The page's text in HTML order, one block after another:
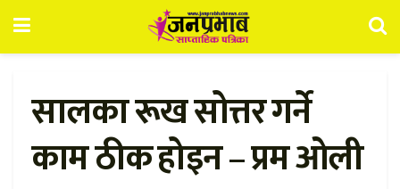
सालका रूख सोत्तर गर्ने
काम ठीक होइन – प्रम ओली